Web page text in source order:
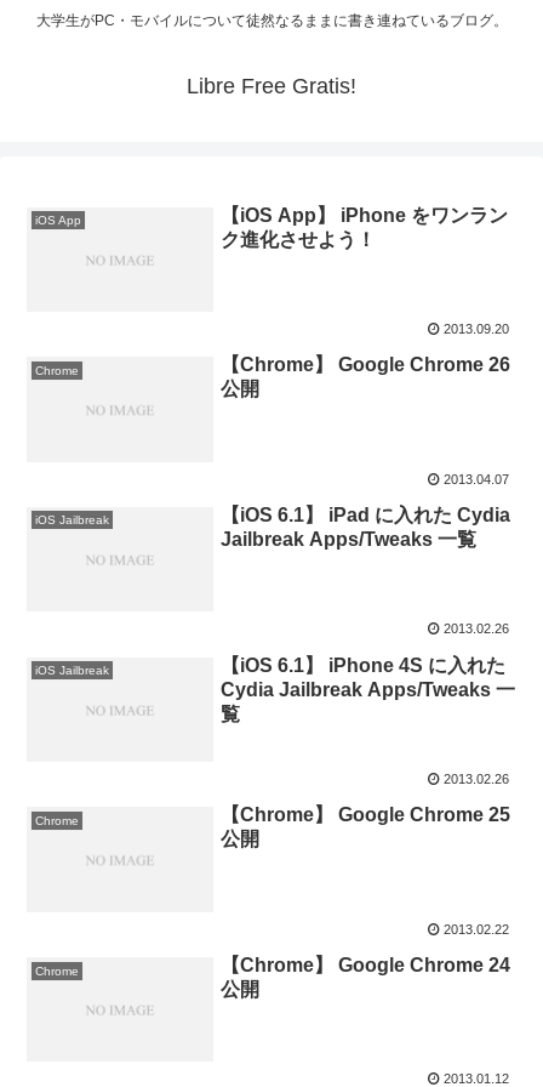
大学生がPC・モバイルについて徒然なるままに書き連ねているブログ。
Libre Free Gratis!
iOS App
【iOS App】 iPhone をワンラン
ク進化させよう！
2013.09.20
Chrome
【Chrome】 Google Chrome 26
公開
2013.04.07
iOS Jailbreak
【iOS 6.1】 iPad に入れた Cydia
Jailbreak Apps/Tweaks 一覧
2013.02.26
iOS Jailbreak
【iOS 6.1】 iPhone 4S に入れた
Cydia Jailbreak Apps/Tweaks 一
覧
2013.02.26
Chrome
【Chrome】 Google Chrome 25
公開
2013.02.22
Chrome
【Chrome】 Google Chrome 24
公開
2013.01.12